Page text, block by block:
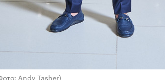
Andy Tasher)